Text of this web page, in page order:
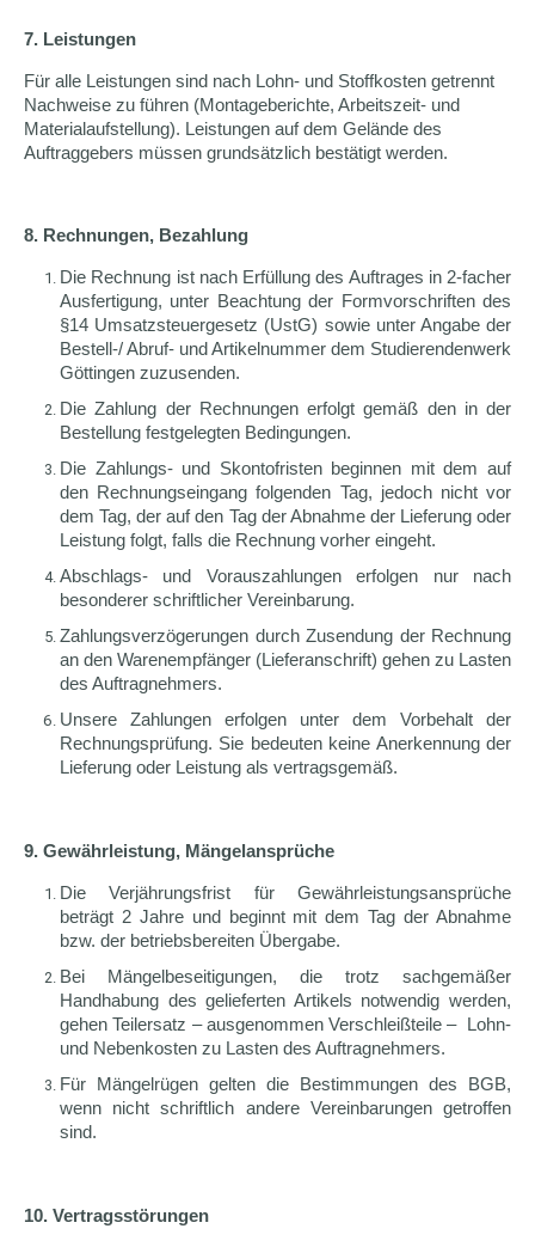
7. Leistungen
Für alle Leistungen sind nach Lohn- und Stoffkosten getrennt
Nachweise zu führen (Montageberichte, Arbeitszeit- und
Materialaufstellung). Leistungen auf dem Gelände des
Auftraggebers müssen grundsätzlich bestätigt werden.
8. Rechnungen, Bezahlung
Die Rechnung ist nach Erfüllung des Auftrages in 2-facher
Ausfertigung, unter Beachtung der Formvorschriften des
§14 Umsatzsteuergesetz (UstG) sowie unter Angabe der
Bestell-/ Abruf- und Artikelnummer dem Studierendenwerk
Göttingen zuzusenden.
Die Zahlung der Rechnungen erfolgt gemäß den in der
Bestellung festgelegten Bedingungen.
Die Zahlungs- und Skontofristen beginnen mit dem auf
den Rechnungseingang folgenden Tag, jedoch nicht vor
dem Tag, der auf den Tag der Abnahme der Lieferung oder
Leistung folgt, falls die Rechnung vorher eingeht.
Abschlags- und Vorauszahlungen erfolgen nur nach
besonderer schriftlicher Vereinbarung.
Zahlungsverzögerungen durch Zusendung der Rechnung
an den Warenempfänger (Lieferanschrift) gehen zu Lasten
des Auftragnehmers.
Unsere Zahlungen erfolgen unter dem Vorbehalt der
Rechnungsprüfung. Sie bedeuten keine Anerkennung der
Lieferung oder Leistung als vertragsgemäß.
9. Gewährleistung, Mängelansprüche
Die Verjährungsfrist für Gewährleistungsansprüche
beträgt 2 Jahre und beginnt mit dem Tag der Abnahme
bzw. der betriebsbereiten Übergabe.
Bei Mängelbeseitigungen, die trotz sachgemäßer
Handhabung des gelieferten Artikels notwendig werden,
gehen Teilersatz – ausgenommen Verschleißteile – Lohn-
und Nebenkosten zu Lasten des Auftragnehmers.
Für Mängelrügen gelten die Bestimmungen des BGB,
wenn nicht schriftlich andere Vereinbarungen getroffen
sind.
10. Vertragsstörungen